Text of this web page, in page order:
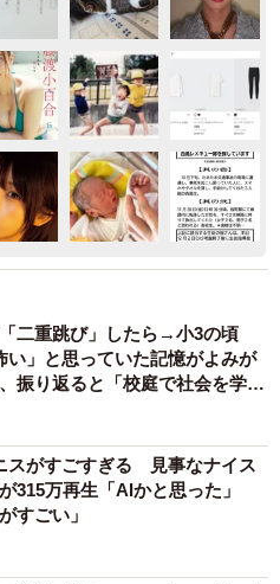
二重跳び」したら→小3の頃
い」と思っていた記憶がよみが
り返ると「校庭で社会を学ん
画】
スがすごすぎる 見事なナイス
315万再生「AIかと思った」
すごい」